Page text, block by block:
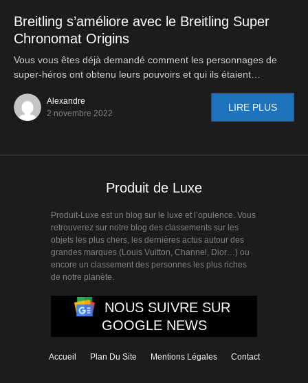
Breitling s’améliore avec le Breitling Super
Chronomat Origins
Vous vous êtes déjà demandé comment les personnages de
super-héros ont obtenu leurs pouvoirs et qui ils étaient…
Alexandre
2 novembre 2022
LIRE PLUS
Produit de Luxe
Produit-Luxe est un blog sur le luxe et l’opulence. Vous
retrouverez sur notre blog des classements sur les
objets les plus chers, les dernières actus autour des
grandes marques (Louis Vuitton, Channel, Dior…) ou
encore un classement des personnes les plus riches
de notre planète.
NOUS SUIVRE SUR
GOOGLE NEWS
Accueil Plan Du Site Mentions Légales Contact